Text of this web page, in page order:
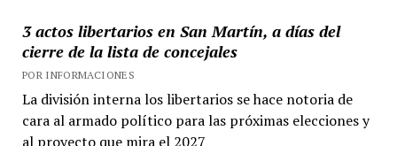
3 actos libertarios en San Martín, a días del
cierre de la lista de concejales
POR INFORMACIONES
La división interna los libertarios se hace notoria de
cara al armado político para las próximas elecciones y
al proyecto que mira el 2027